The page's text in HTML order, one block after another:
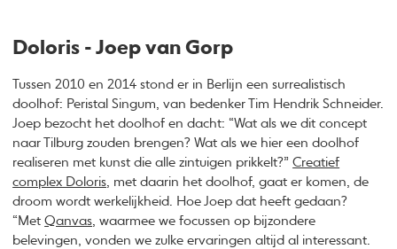
Doloris - Joep van Gorp
Tussen 2010 en 2014 stond er in Berlijn een surrealistisch
doolhof: Peristal Singum, van bedenker Tim Hendrik Schneider.
Joep bezocht het doolhof en dacht: “Wat als we dit concept
naar Tilburg zouden brengen? Wat als we hier een doolhof
realiseren met kunst die alle zintuigen prikkelt?”Creatief
complex Doloris, met daarin het doolhof, gaat er komen, de
droom wordt werkelijkheid. Hoe Joep dat heeft gedaan?
“MetQanvas, waarmee we focussen op bijzondere
belevingen, vonden we zulke ervaringen altijd al interessant.